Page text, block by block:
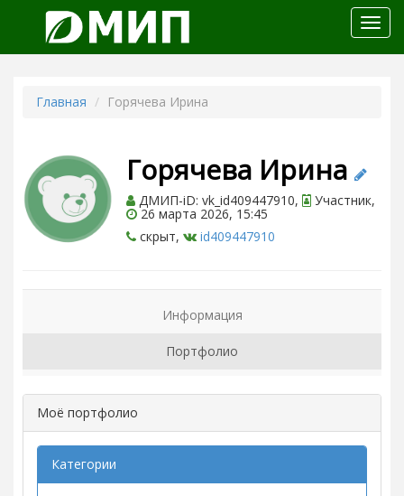
меню
Главная Горячева Ирина
Горячева Ирина
ДМИП-iD: vk_id409447910, Участник,
26 марта 2026, 15:45
скрыт,
id409447910
Информация
Портфолио
Моё портфолио
Категории